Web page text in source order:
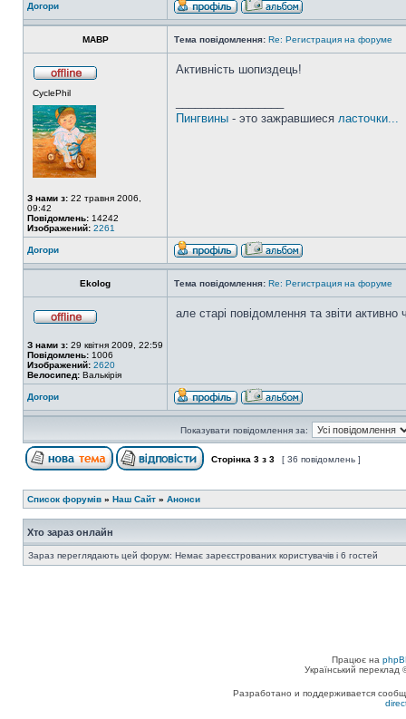
Догори
MABP Тема повідомлення: Re: Регистрация на форуме
CyclePhil
З нами з: 22 травня 2006,
09:42
Повідомлень: 14242
Изображений: 2261
Активність шопиздець!
Пингвины - это зажравшиеся ласточки...
Догори
Ekolog Тема повідомлення: Re: Регистрация на форуме
З нами з: 29 квітня 2009, 22:59
Повідомлень: 1006
Изображений: 2620
Велосипед: Валькірія
але старі повідомлення та звіти активно
Догори
Показувати повідомлення за:
Сторінка 3 з 3 [ 36 повідомлень ]
Список форумів » Наш Сайт » Анонси
Хто зараз онлайн
Зараз переглядають цей форум: Немає зареєстрованих користувачів і 6 гостей
Працює на
Український
Разработано и поддерживается